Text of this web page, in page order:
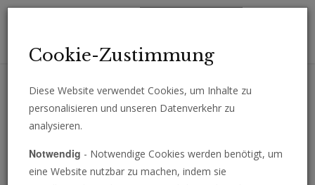
Erhalten Sie wichtige Analysen, Kommentare und Nachrichten
Cookie-Zustimmung
Diese Website verwendet Cookies, um Inhalte zu
personalisieren und unseren Datenverkehr zu
analysieren.
Notwendig - Notwendige Cookies werden benötigt, um
eine Website nutzbar zu machen, indem sie